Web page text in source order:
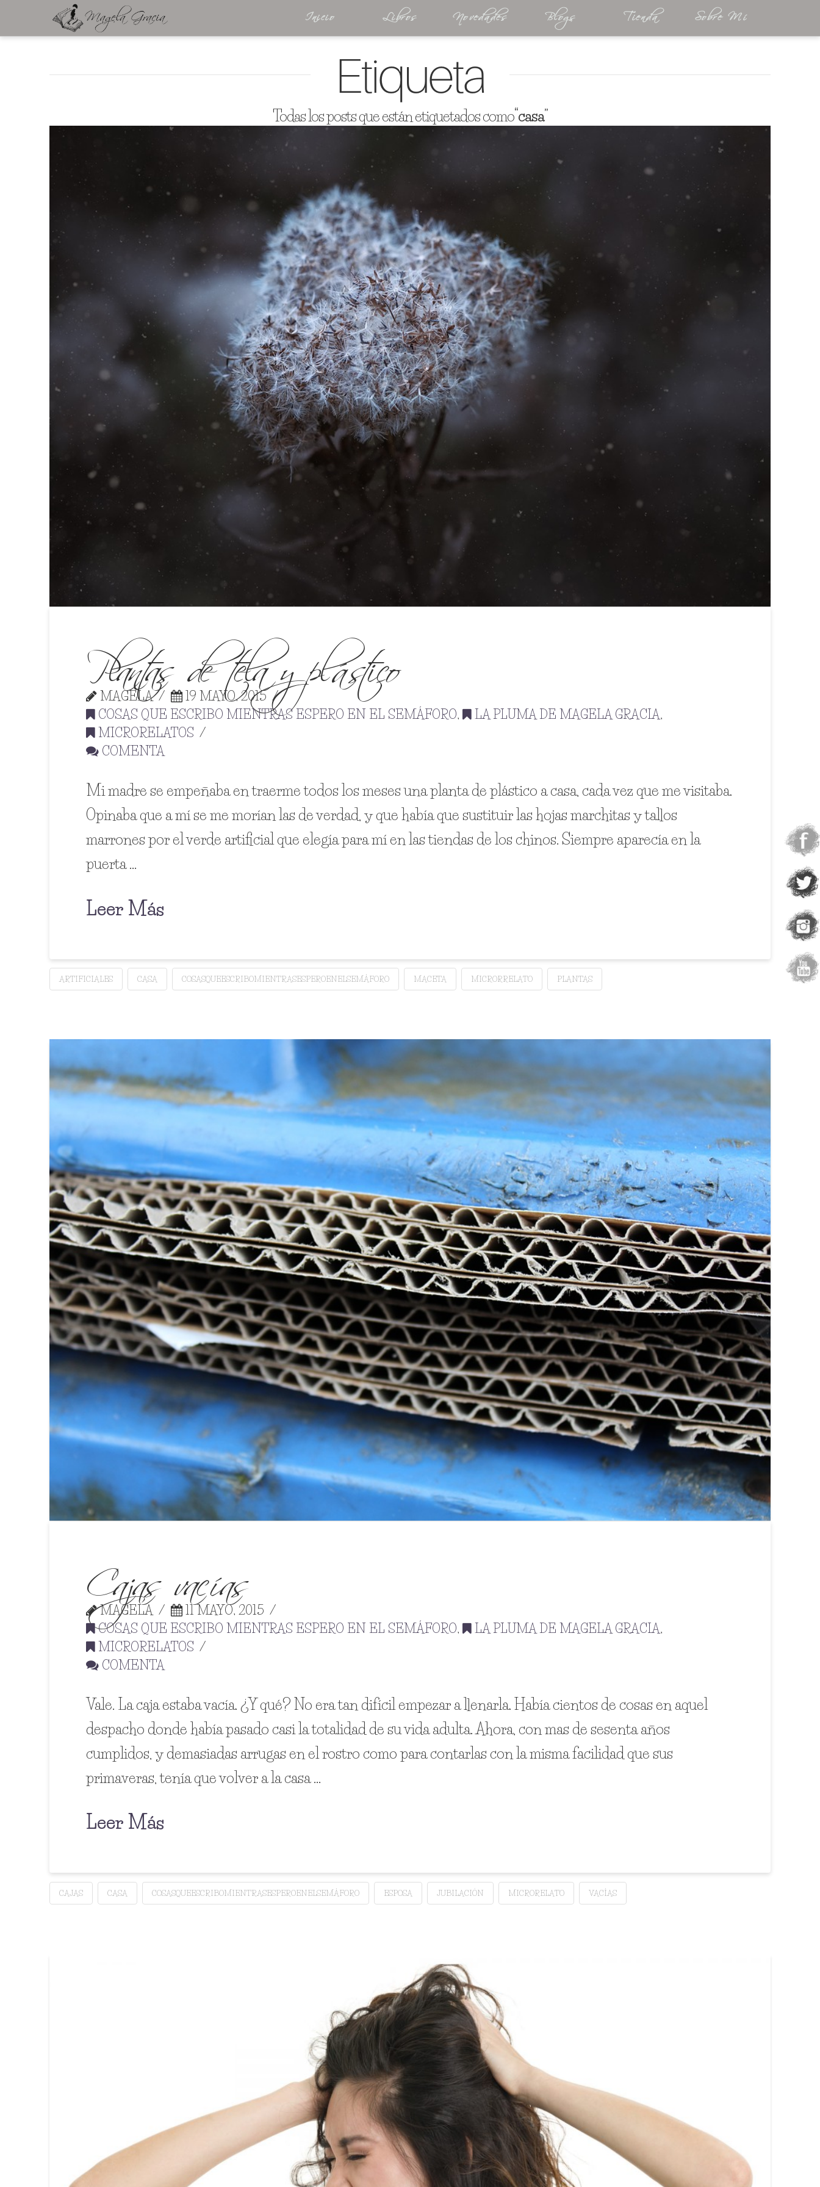
Inicio Libros Novedades Blogs Tienda Sobre Mí
Etiqueta
Todas los posts que están etiquetados como“casa”
Plantas de tela y plástico
MAGELA
19 MAYO, 2015
COSAS QUE ESCRIBO MIENTRAS ESPERO EN EL SEMÁFORO, LA PLUMA DE MAGELA GRACIA,
MICRORELATOS
COMENTA
Mi madre se empeñaba en traerme todos los meses una planta de plástico a casa, cada vez que me visitaba.
Opinaba que a mí se me morían las de verdad, y que había que sustituir las hojas marchitas y tallos
marrones por el verde artificial que elegía para mí en las tiendas de los chinos. Siempre aparecía en la
puerta …
Leer Más
ARTIFICIALES CASA COSASQUEESCRIBOMIENTRASESPEROENELSEMÁFORO MACETA MICRORRELATO PLANTAS
Cajas vacías
MAGELA
11 MAYO, 2015
COSAS QUE ESCRIBO MIENTRAS ESPERO EN EL SEMÁFORO, LA PLUMA DE MAGELA GRACIA,
MICRORELATOS
COMENTA
Vale. La caja estaba vacía. ¿Y qué? No era tan difícil empezar a llenarla. Había cientos de cosas en aquel
despacho donde había pasado casi la totalidad de su vida adulta. Ahora, con mas de sesenta años
cumplidos, y demasiadas arrugas en el rostro como para contarlas con la misma facilidad que sus
primaveras, tenía que volver a la casa …
Leer Más
CAJAS CASA COSASQUEESCRIBOMIENTRASESPEROENELSEMÁFORO ESPOSA JUBILACIÓN MICRORELATO VACÍAS